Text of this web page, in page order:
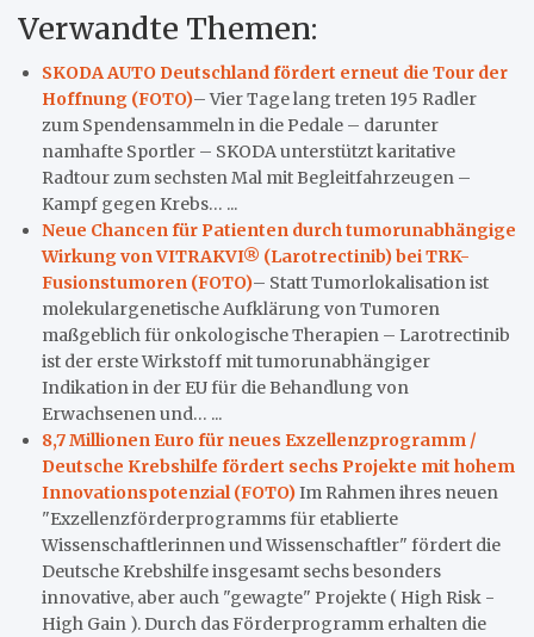
Verwandte Themen:
SKODA AUTO Deutschland fördert erneut die Tour der
Hoffnung (FOTO)– Vier Tage lang treten 195 Radler
zum Spendensammeln in die Pedale – darunter
namhafte Sportler – SKODA unterstützt karitative
Radtour zum sechsten Mal mit Begleitfahrzeugen –
Kampf gegen Krebs… ...
Neue Chancen für Patienten durch tumorunabhängige
Wirkung von VITRAKVI® (Larotrectinib) bei TRK-
Fusionstumoren (FOTO)– Statt Tumorlokalisation ist
molekulargenetische Aufklärung von Tumoren
maßgeblich für onkologische Therapien – Larotrectinib
ist der erste Wirkstoff mit tumorunabhängiger
Indikation in der EU für die Behandlung von
Erwachsenen und… ...
8,7 Millionen Euro für neues Exzellenzprogramm /
Deutsche Krebshilfe fördert sechs Projekte mit hohem
Innovationspotenzial (FOTO)Im Rahmen ihres neuen
"Exzellenzförderprogramms für etablierte
Wissenschaftlerinnen und Wissenschaftler" fördert die
Deutsche Krebshilfe insgesamt sechs besonders
innovative, aber auch "gewagte" Projekte ( High Risk -
High Gain ). Durch das Förderprogramm erhalten die